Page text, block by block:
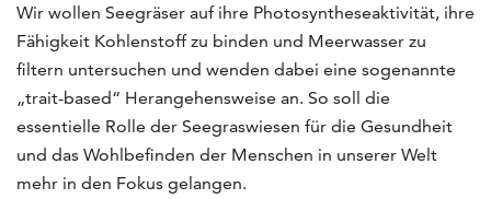
Wir wollen Seegräser auf ihre Photosyntheseaktivität, ihre
Fähigkeit Kohlenstoff zu binden und Meerwasser zu
filtern untersuchen und wenden dabei eine sogenannte
„trait-based“ Herangehensweise an. So soll die
essentielle Rolle der Seegraswiesen für die Gesundheit
und das Wohlbefinden der Menschen in unserer Welt
mehr in den Fokus gelangen.